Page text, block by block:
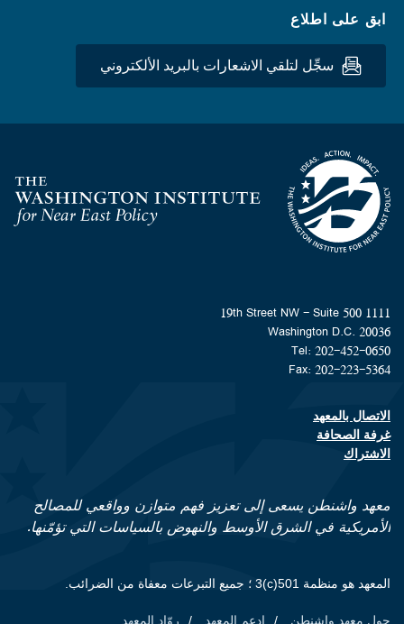
ابق على اطلاع
سجِّل لتلقي الاشعارات بالبريد الألكتروني
Homepage
1111 19th Street NW - Suite 500
Washington D.C. 20036
Tel: 202-452-0650
Fax: 202-223-5364
Footer contact links
الاتصال بالمعهد
غرفة الصحافة
الاشتراك
معهد واشنطن يسعى إلى تعزيز فهم متوازن وواقعي للمصالح
الأمريكية في الشرق الأوسط والنهوض بالسياسات التي تؤمّنها.
المعهد هو منظمة 501(c)3 ؛ جميع التبرعات معفاة من الضرائب.
حول معهد واشنطن ادعم المعهد روّاد المعهد